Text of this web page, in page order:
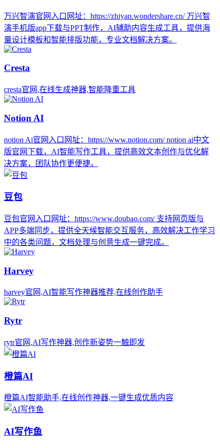
万兴智演官网入口网址：https://zhiyan.wondershare.cn/ 万兴智
演手机版app下载与PPT制作，AI辅助内容生成工具，提供海
量设计模板和智能排版功能，专业文档解决方案。
Cresta
cresta官网,在线生成神器,智能降重工具
Notion AI
notion Ai官网入口网址：https://www.notion.com/ notion ai中文
版官网下载，AI智能写作工具，提供高效文本创作与优化解
决方案，团队协作更便捷。
豆包
豆包官网入口网址：https://www.doubao.com/ 支持网页版与
APP多端同步，提供全天候智能交互服务，高效解决工作学习
中的各类问题，文档处理与创意生成一键完成。
Harvey
harvey官网,AI智能写作神器推荐,在线创作助手
Rytr
rytr官网,AI写作神器,创作新姿势一触即发
橙篇AI
橙篇AI智能助手,在线创作神器,一键生成优质内容
AI写作鱼